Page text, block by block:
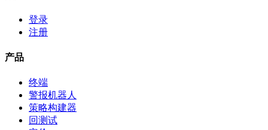
登录
注册
产品
终端
警报机器人
策略构建器
回测试